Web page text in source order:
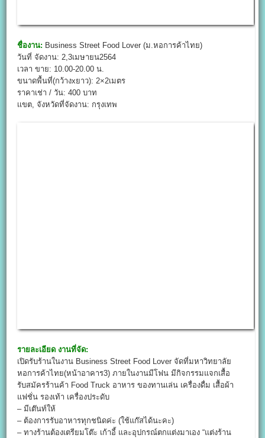
ชื่องาน: Business Street Food Lover (ม.หอการค้าไทย)
วันที่ จัดงาน: 2,3เมษายน2564
เวลา ขาย: 10.00-20.00 น.
ขนาดพื้นที่(กว้างxยาว): 2×2เมตร
ราคาเช่า / วัน: 400 บาท
เเขต, จังหวัดที่จัดงาน: กรุงเทพ
รายละเอียด งานที่จัด:
เปิดรับร้านในงาน Business Street Food Lover จัดที่มหาวิทยาลัย
หอการค้าไทย(หน้าอาคาร3) ภายในงานมีโฟน มีกิจกรรมแจกเสื้อ
รับสมัครร้านค้า Food Truck อาหาร ของทานเล่น เครื่องดื่ม เสื้อผ้า
แฟชั่น รองเท้า เครื่องประดับ
– มีเต๊นท์ให้
– ต้องการรับอาหารทุกชนิดค่ะ (ใช้แก๊สได้นะคะ)
– ทางร้านต้องเตรียมโต๊ะ เก้าอี้ และอุปกรณ์ตกแต่งมาเอง “แต่งร้าน